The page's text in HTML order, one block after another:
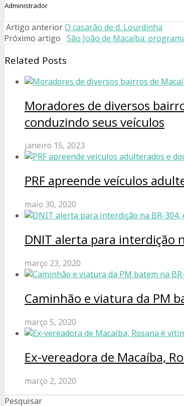
Administrador
Artigo anteriorO casarão de d. Lourdinha
Próximo artigo São João de Macaíba:
Related Posts
Moradores de diversos
conduzindo seus veículos
janeiro 15, 2023
PRF apreende veículos
maio 30, 2020
DNIT alerta para interdição
março 23, 2020
Caminhão e viatura da PM
março 5, 2020
Ex-vereadora de Macaíba,
março 2, 2020
Pesquisar